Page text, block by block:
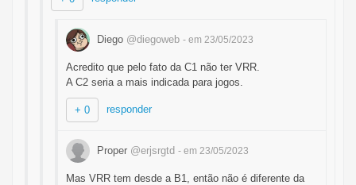
Diego @diegoweb - em 23/05/2023
Acredito que pelo fato da C1 não ter VRR.
A C2 seria a mais indicada para jogos.
+ 0 responder
Proper @erjsrgtd - em 23/05/2023
Mas VRR tem desde a B1, então não é diferente da